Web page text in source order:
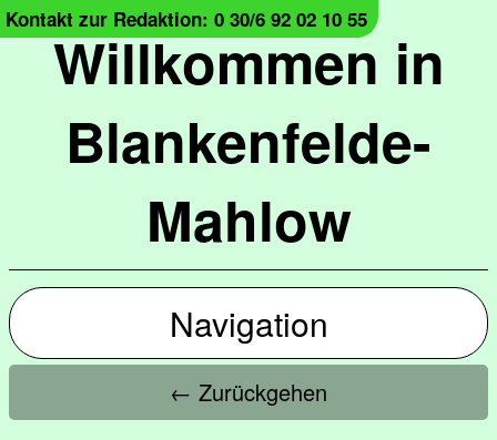
Willkommen in
Blankenfelde-
Mahlow
Kontakt zur Redaktion: 0 30/6 92 02 10 55
Navigation
← Zurückgehen